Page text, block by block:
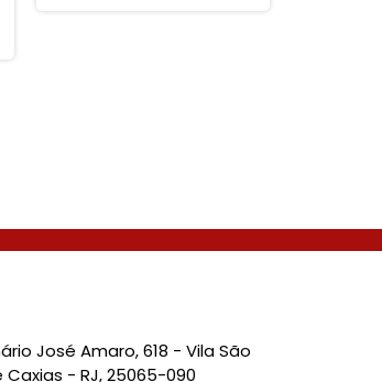
José Amaro, 618 - Vila São
Caxias - RJ, 25065-090